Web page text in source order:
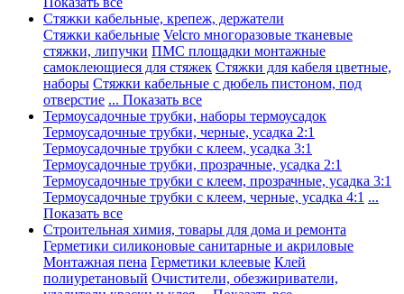
Стяжки кабельные, крепеж, держатели
Стяжки кабельные Velcro многоразовые тканевые
стяжки, липучки ПМС площадки монтажные
самоклеющиеся для стяжек Стяжки для кабеля цветные,
наборы Стяжки кабельные с дюбель пистоном, под
отверстие ... Показать все
Термоусадочные трубки, наборы термоусадок
Термоусадочные трубки, черные, усадка 2:1
Термоусадочные трубки с клеем, усадка 3:1
Термоусадочные трубки, прозрачные, усадка 2:1
Термоусадочные трубки с клеем, прозрачные, усадка 3:1
Термоусадочные трубки с клеем, черные, усадка 4:1 ...
Показать все
Строительная химия, товары для дома и ремонта
Герметики силиконовые санитарные и акриловые
Монтажная пена Герметики клеевые Клей
полиуретановый Очистители, обезжириватели,